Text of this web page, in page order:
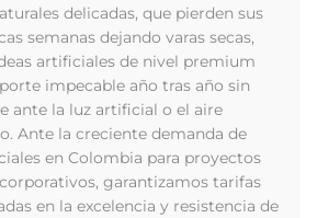
delicadas, que pierden sus
semanas dejando varas secas,
artificiales de nivel premium
impecable año tras año sin
ante la luz artificial o el aire
Ante la creciente demanda de
en Colombia para proyectos
garantizamos tarifas
en la excelencia y resistencia de